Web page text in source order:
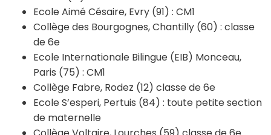
Ecole Aimé Césaire, Evry (91) : CM1
Collège des Bourgognes, Chantilly (60) : classe
de 6e
Ecole Internationale Bilingue (EIB) Monceau,
Paris (75) : CM1
Collège Fabre, Rodez (12) classe de 6e
Ecole S’esperi, Pertuis (84) : toute petite section
de maternelle